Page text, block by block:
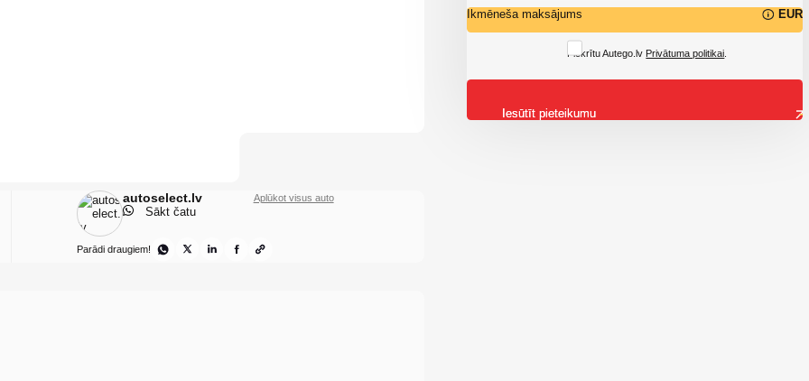
autoselect.lv
Sākt čatu
Aplūkot visus auto
Parādi draugiem!
Ikmēneša maksājums EUR
Piekrītu Autego.lv Privātuma politikai